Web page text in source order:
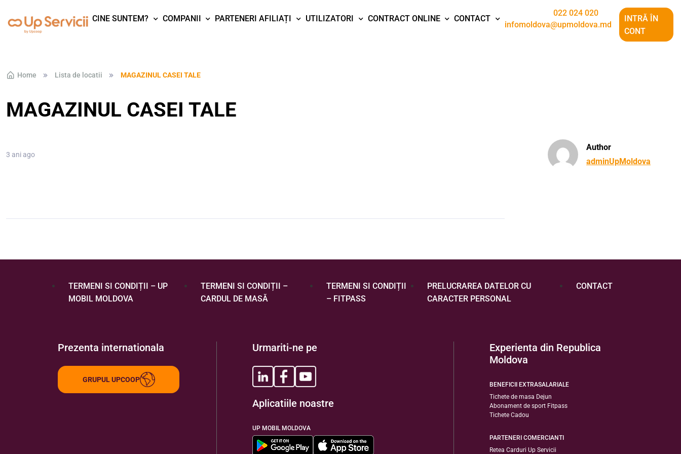
Skip to navigation
Skip to content
CINE SUNTEM? COMPANII PARTENERI AFILIAȚI UTILIZATORI CONTRACT ONLINE CONTACT
022 024 020
infomoldova@upmoldova.md
INTRĂ ÎN
CONT
Home Lista de locatii MAGAZINUL CASEI TALE
MAGAZINUL CASEI TALE
3 ani ago
Author
adminUpMoldova
TERMENI SI CONDIȚII – UP
MOBIL MOLDOVA
TERMENI SI CONDIȚII –
CARDUL DE MASĂ
TERMENI SI CONDIȚII
– FITPASS
PRELUCRAREA DATELOR CU
CARACTER PERSONAL
CONTACT
Prezenta internationala
GRUPUL UPCOOP
Urmariti-ne pe
Aplicatiile noastre
UP MOBIL MOLDOVA
Experienta din Republica
Moldova
BENEFICII EXTRASALARIALE
Tichete de masa Dejun
Abonament de sport Fitpass
Tichete Cadou
PARTENERI COMERCIANTI
Retea Carduri Up Servicii